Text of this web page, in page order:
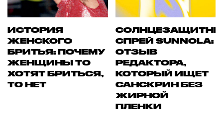
ИСТОРИЯ
ЖЕНСКОГО
БРИТЬЯ: ПОЧЕМУ
ЖЕНЩИНЫ ТО
ХОТЯТ БРИТЬСЯ,
ТО НЕТ
СПРЕЙ SUNNOLA:
ОТЗЫВ
РЕДАКТОРА,
КОТОРЫЙ ИЩЕТ
САНСКРИН БЕЗ
ЖИРНОЙ
ПЛЕНКИ